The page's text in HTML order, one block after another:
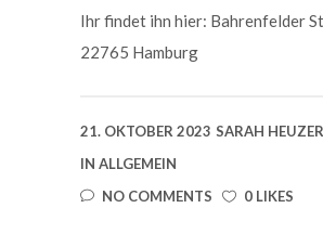
Ihr findet ihn hier: Bahrenfelder
22765 Hamburg
21. OKTOBER 2023 SARAH
IN ALLGEMEIN
NO COMMENTS
0 LIKES